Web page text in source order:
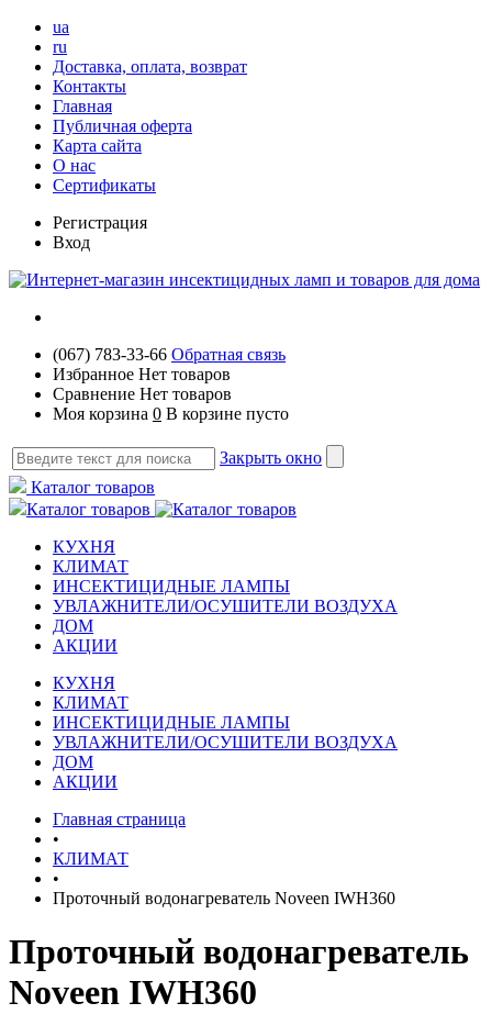
ua
ru
Доставка, оплата, возврат
Контакты
Главная
Публичная оферта
Карта сайта
О нас
Сертификаты
Регистрация
Вход
(067) 783-33-66 Обратная связь
Избранное Нет товаров
Сравнение Нет товаров
Моя корзина 0 В корзине пусто
Закрыть окно
Каталог товаров
Каталог товаров
КУХНЯ
КЛИМАТ
ИНСЕКТИЦИДНЫЕ ЛАМПЫ
УВЛАЖНИТЕЛИ/ОСУШИТЕЛИ ВОЗДУХА
ДОМ
АКЦИИ
КУХНЯ
КЛИМАТ
ИНСЕКТИЦИДНЫЕ ЛАМПЫ
УВЛАЖНИТЕЛИ/ОСУШИТЕЛИ ВОЗДУХА
ДОМ
АКЦИИ
Главная страница
•
КЛИМАТ
•
Проточный водонагреватель Noveen IWH360
Проточный водонагреватель
Noveen IWH360